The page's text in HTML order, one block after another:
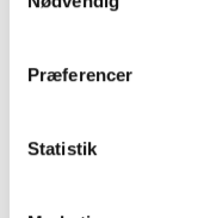
Præferencer
Statistik
En del af en
løsninger og